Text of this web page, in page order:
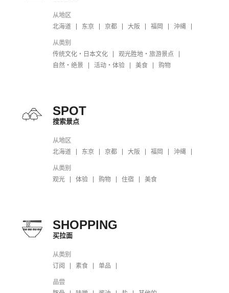
从地区
北海道
东京 京都 大阪 福岡 沖縄
从类别
传统文化・日本文化
观光胜地・旅游景点
自然・绝景
活动・体验 美食 购物
SPOT
搜索景点
从地区
北海道
东京 京都 大阪 福岡 沖縄
从类别
观光
体验 购物 住宿 美食
SHOPPING
买拉面
从类别
订阅
素食 单品
品尝